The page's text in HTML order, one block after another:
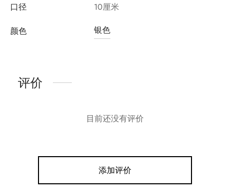
口径
10厘米
颜色 银色
评价
目前还没有评价
添加评价